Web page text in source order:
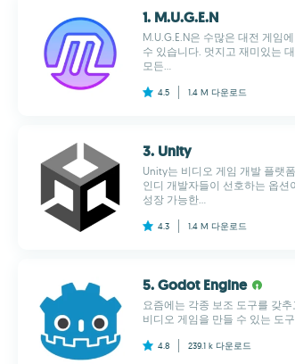
1. M.U.G.E.N
M.U.G.E.N은 수많은 대전 게임
수 있습니다. 멋지고 재미있는
모든...
4.5 1.4 M 다운로드
3. Unity
Unity는 비디오 게임 개발 플랫
인디 개발자들이 선호하는 옵
성장 가능한...
4.3 1.4 M 다운로드
5. Godot Engine
요즘에는 각종 보조 도구를 갖
비디오 게임을 만들 수 있는 도
4.8 239.1 k 다운로드